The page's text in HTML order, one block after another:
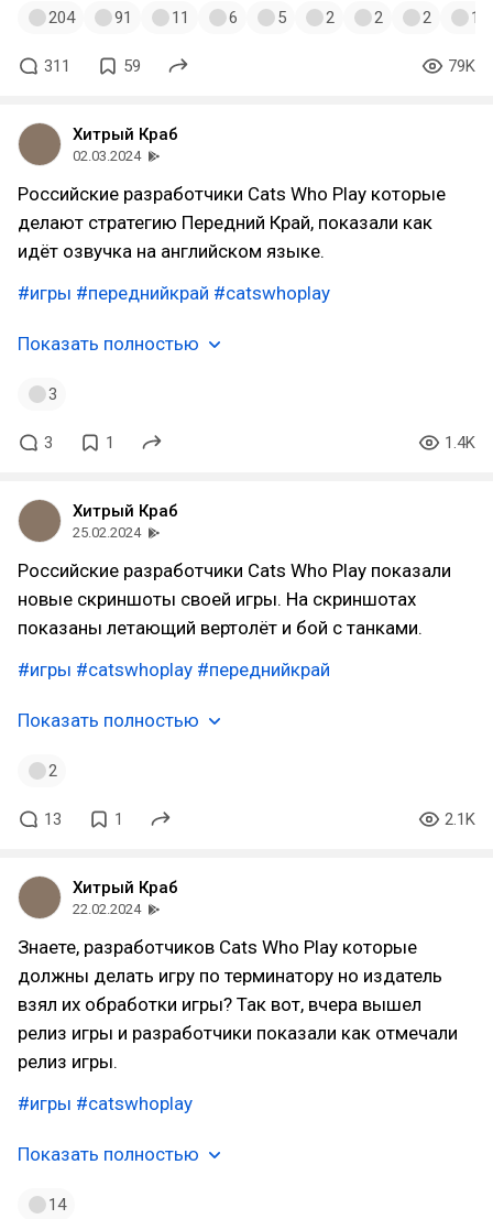
204 91 11 6 5 2 2 2 1
311 59 79K
Хитрый Краб
02.03.2024
Российские разработчики Cats Who Play которые
делают стратегию Передний Край, показали как
идëт озвучка на английском языке.
#игры #переднийкрай #catswhoplay
Показать полностью
3
3 1 1.4K
Хитрый Краб
25.02.2024
Российские разработчики Cats Who Play показали
новые скриншоты своей игры. На скриншотах
показаны летающий вертолëт и бой с танками.
#игры #catswhoplay #переднийкрай
Показать полностью
2
13 1 2.1K
Хитрый Краб
22.02.2024
Знаете, разработчиков Cats Who Play которые
должны делать игру по терминатору но издатель
взял их обработки игры? Так вот, вчера вышел
релиз игры и разработчики показали как отмечали
релиз игры.
#игры #catswhoplay
Показать полностью
14